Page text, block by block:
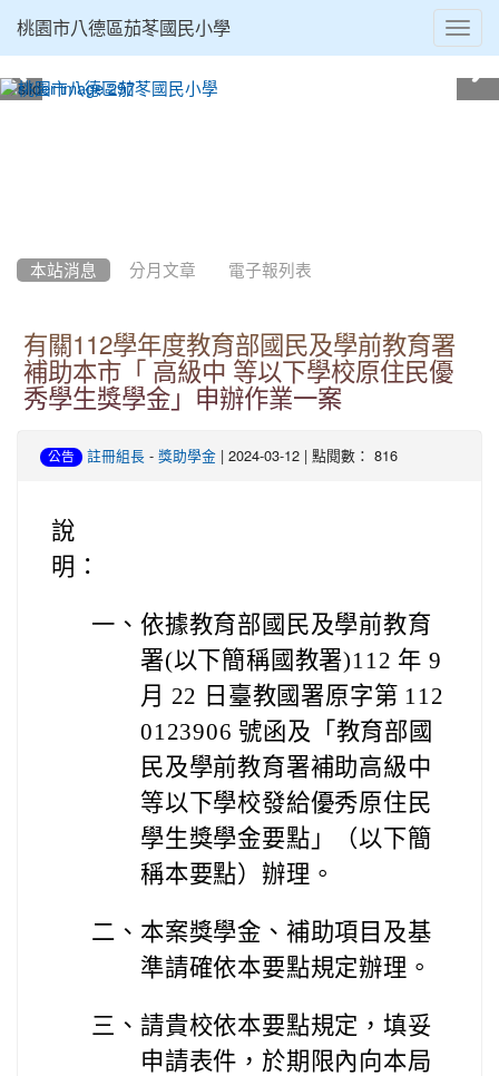
桃園市八德區茄苳國民小學
本站消息 分月文章 電子報列表
有關112學年度教育部國民及學前教育署
補助本市「 高級中 等以下學校原住民優
秀學生獎學金」申辦作業一案
公告 註冊組長 - 獎助學金 | 2024-03-12 | 點閱數： 816
說
明：
一、 依據教育部國民及學前教育
署(以下簡稱國教署)112 年 9
月 22 日臺教國署原字第 112
0123906 號函及「教育部國
民及學前教育署補助高級中
等以下學校發給優秀原住民
學生獎學金要點」（以下簡
稱本要點）辦理。
二、 本案獎學金、補助項目及基
準請確依本要點規定辦理。
三、 請貴校依本要點規定，填妥
申請表件，於期限內向本局